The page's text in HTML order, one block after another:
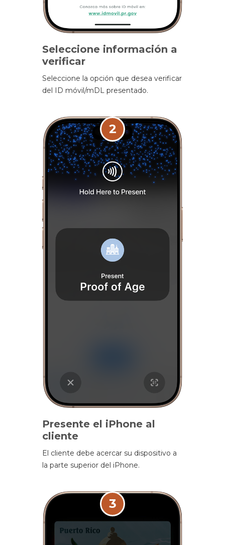
Seleccione información a
verificar
Seleccione la opción que desea verificar
del ID móvil/mDL presentado.
2
Presente el iPhone al
cliente
El cliente debe acercar su dispositivo a
la parte superior del iPhone.
3